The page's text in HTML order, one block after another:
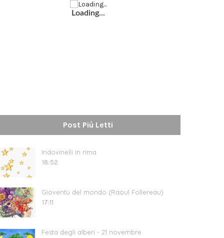
Loading...
Post Più Letti
Indovinelli in rima
18:52
Gioventù del mondo (Raoul Follereau)
17:11
Festa degli alberi - 21 novembre